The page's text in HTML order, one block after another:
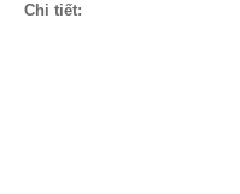
Chi tiết: